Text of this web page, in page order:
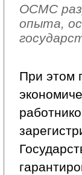
ОСМС
опыта,
При этом